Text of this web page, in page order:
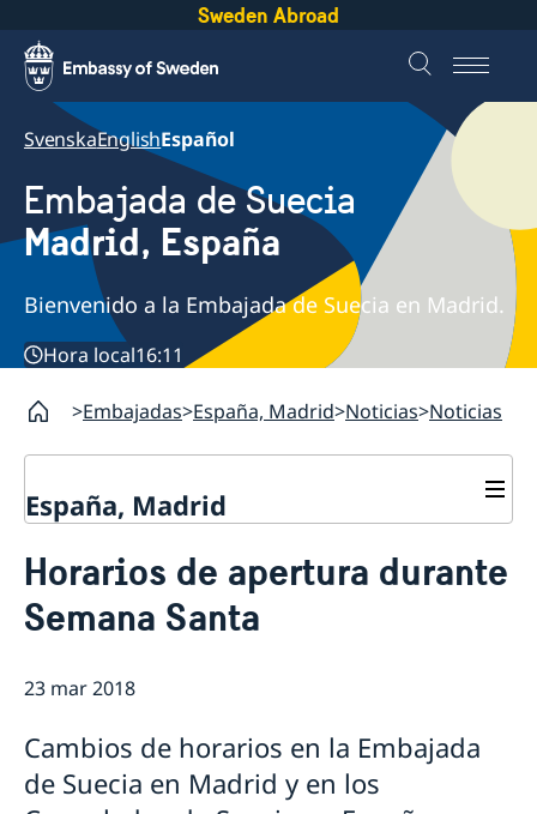
Sweden Abroad
SvenskaEnglishEspañol
Embajada de Suecia
Madrid, España
Bienvenido a la Embajada de Suecia en Madrid.
Hora local16:11
Embajadas España, Madrid Noticias Noticias
España, Madrid
Sobre nosotros
Personal en la embajada
Reglamento General de Protección de Datos (RGPD)
Noticias
Prioridades en la promoción cultural y comercial
Horarios de apertura durante
Semana Santa
23 mar 2018
Cambios de horarios en la Embajada
de Suecia en Madrid y en los